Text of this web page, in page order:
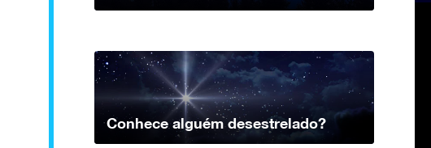
Conhece alguém desestrelado?